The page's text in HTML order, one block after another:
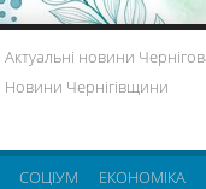
Актуальні новини
Новини Чернігівщини
СОЦІУМ ЕКОНОМІКА